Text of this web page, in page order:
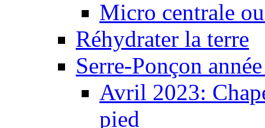
Micro centrale
Réhydrater la terre
Serre-Ponçon
Avril 2023:
pied